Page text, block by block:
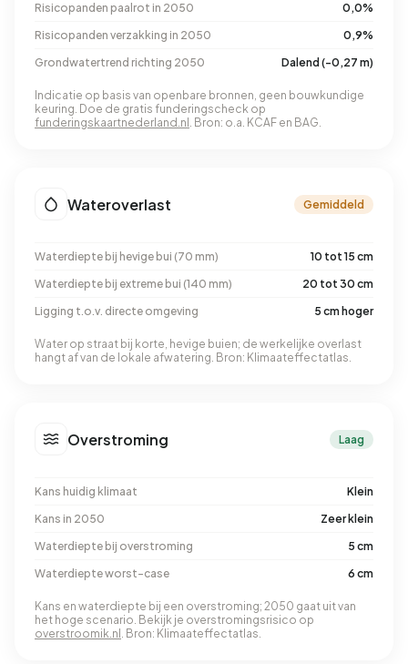
Risicopanden paalrot in 2050
0,0%
Risicopanden verzakking in 2050
0,9%
Grondwatertrend richting 2050
Dalend (-0,27 m)
Indicatie op basis van openbare bronnen, geen bouwkundige
keuring. Doe de gratis funderingscheck op
funderingskaartnederland.nl . Bron: o.a. KCAF en BAG.
Wateroverlast Gemiddeld
Waterdiepte bij hevige bui (70 mm)
10 tot 15 cm
Waterdiepte bij extreme bui (140 mm)
20 tot 30 cm
Ligging t.o.v. directe omgeving
5 cm hoger
Water op straat bij korte, hevige buien; de werkelijke overlast
hangt af van de lokale afwatering. Bron: Klimaateffectatlas.
Overstroming Laag
Kans huidig klimaat
Klein
Kans in 2050
Zeer klein
Waterdiepte bij overstroming
5 cm
Waterdiepte worst-case
6 cm
Kans en waterdiepte bij een overstroming; 2050 gaat uit van
het hoge scenario. Bekijk je overstromingsrisico op
overstroomik.nl . Bron: Klimaateffectatlas.